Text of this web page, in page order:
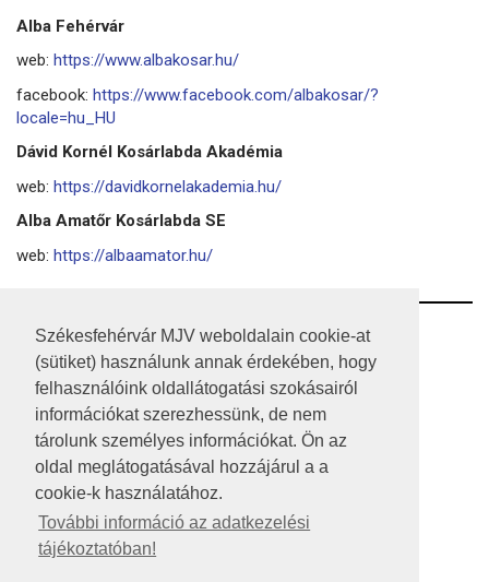
Székesfehérvár MJV weboldalain cookie-at
(sütiket) használunk annak érdekében, hogy
felhasználóink oldallátogatási szokásairól
információkat szerezhessünk, de nem
tárolunk személyes információkat. Ön az
oldal meglátogatásával hozzájárul a a
cookie-k használatához.
További információ az adatkezelési
tájékoztatóban!
Alba Fehérvár
web: https://www.albakosar.hu/
facebook: https://www.facebook.com/albakosar/?
locale=hu_HU
Dávid Kornél Kosárlabda Akadémia
web: https://davidkornelakademia.hu/
Alba Amatőr Kosárlabda SE
web: https://albaamator.hu/
RSS
A HONLAP 2017.03.31-I ÁLLAPOTA
JOGI NYILATKOZAT
IMPRESSZUM
KÖZÉRDEKŰ ADATOK